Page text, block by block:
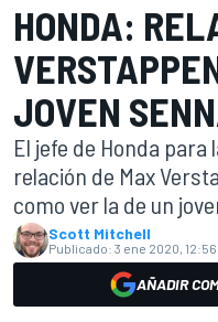
HONDA:
JOVEN
El jefe de Honda para
relación de Max
como ver la de un
Scott Mitchell
Publicado: 3 ene 2020, 12:56
AÑADIR